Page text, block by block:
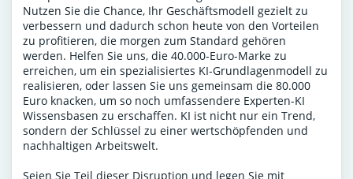
Nutzen Sie die Chance, Ihr Geschäftsmodell gezielt zu
verbessern und dadurch schon heute von den Vorteilen
zu profitieren, die morgen zum Standard gehören
werden. Helfen Sie uns, die 40.000-Euro-Marke zu
erreichen, um ein spezialisiertes KI-Grundlagenmodell zu
realisieren, oder lassen Sie uns gemeinsam die 80.000
Euro knacken, um so noch umfassendere Experten-KI
Wissensbasen zu erschaffen. KI ist nicht nur ein Trend,
sondern der Schlüssel zu einer wertschöpfenden und
nachhaltigen Arbeitswelt.
Seien Sie Teil dieser Disruption und legen Sie mit